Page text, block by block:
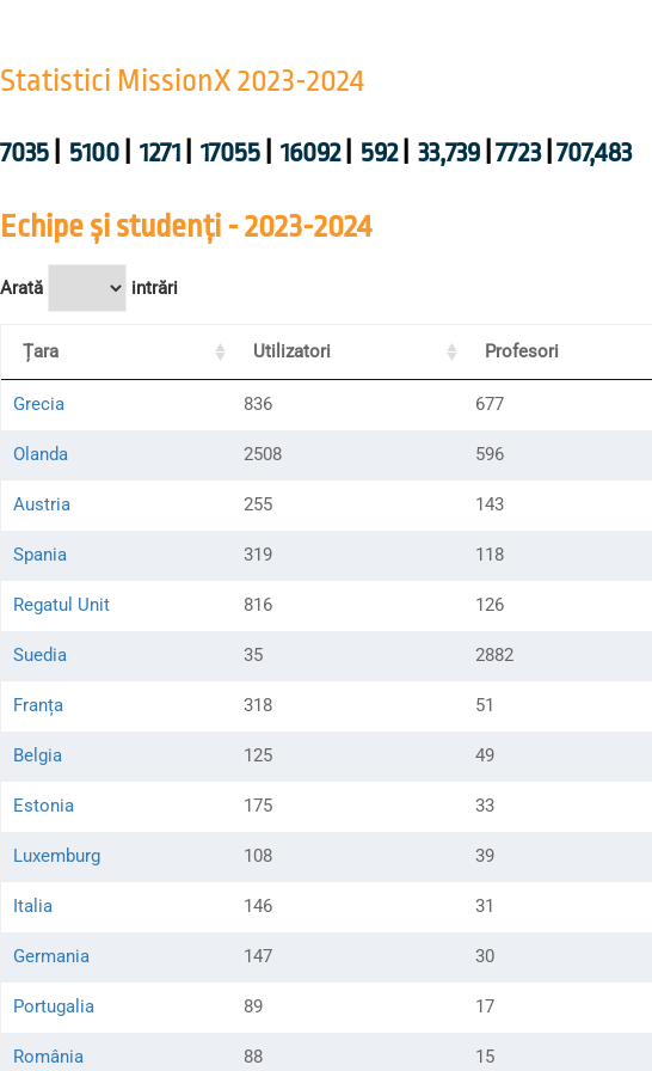
Statistici MissionX 2023-2024
7035 5100 1271 17055 16092 592 33,739 7723 707,483
Echipe și studenți - 2023-2024
Arată intrări
Țara Utilizatori Profesori
Grecia 836 677
Olanda 2508 596
Austria 255 143
Spania 319 118
Regatul Unit 816 126
Suedia 35 2882
Franța 318 51
Belgia 125 49
Estonia 175 33
Luxemburg 108 39
Italia 146 31
Germania 147 30
Portugalia 89 17
România 88 15